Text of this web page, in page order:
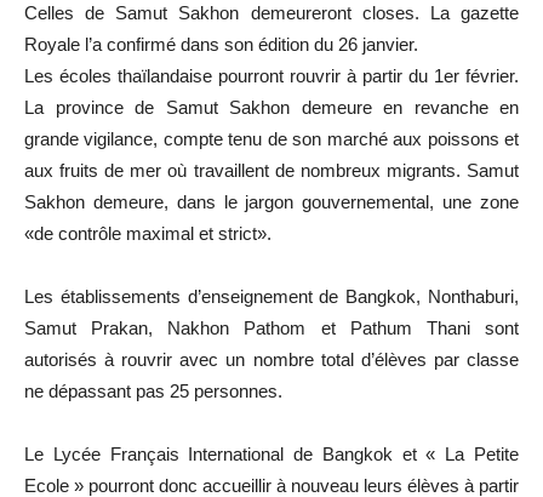
Celles de Samut Sakhon demeureront closes. La gazette
Royale l’a confirmé dans son édition du 26 janvier.
Les écoles thaïlandaise pourront rouvrir à partir du 1er février.
La province de Samut Sakhon demeure en revanche en
grande vigilance, compte tenu de son marché aux poissons et
aux fruits de mer où travaillent de nombreux migrants. Samut
Sakhon demeure, dans le jargon gouvernemental, une zone
«de contrôle maximal et strict».
Les établissements d’enseignement de Bangkok, Nonthaburi,
Samut Prakan, Nakhon Pathom et Pathum Thani sont
autorisés à rouvrir avec un nombre total d’élèves par classe
ne dépassant pas 25 personnes.
Le Lycée Français International de Bangkok et « La Petite
Ecole » pourront donc accueillir à nouveau leurs élèves à partir